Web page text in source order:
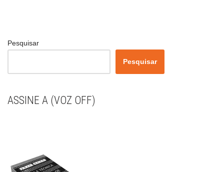
Pesquisar
Pesquisar
ASSINE A (VOZ OFF)